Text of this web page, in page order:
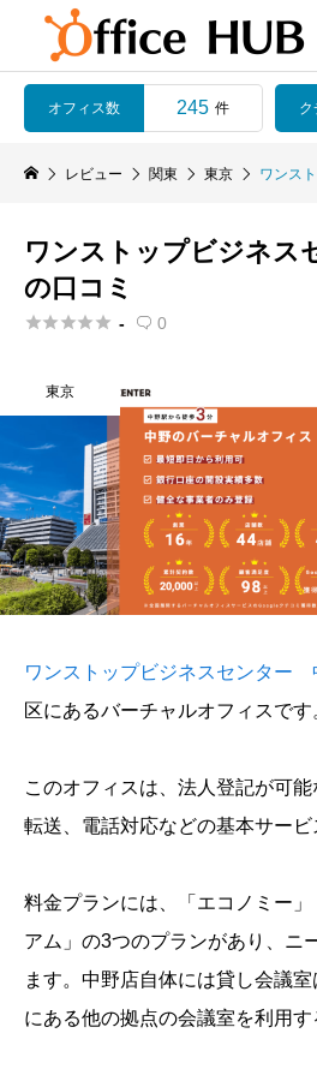
オフィス数 245 件 ク
レビュー 関東 東京 ワンス
ワンストップビジネス
の口コミ
 -  0
東京
ワンストップビジネスセンター
区にあるバーチャルオフィスです
このオフィスは、法人登記が可
転送、電話対応などの基本サービ
料金プランには、「エコノミー」
アム」の3つのプランがあり、ニ
ます。中野店自体には貸し会議
にある他の拠点の会議室を利用す